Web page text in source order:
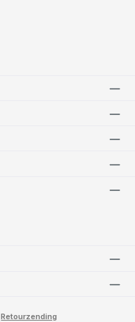
Retourzending